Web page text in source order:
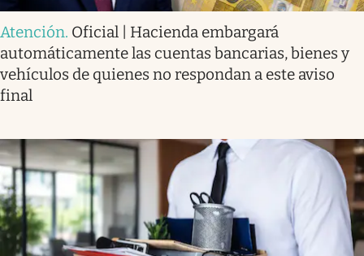
Atención. Oficial | Hacienda embargará
automáticamente las cuentas bancarias, bienes y
vehículos de quienes no respondan a este aviso
final